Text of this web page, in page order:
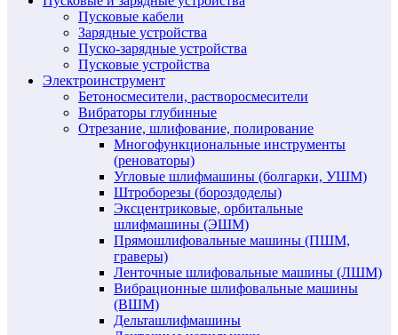
Пусковые кабели
Зарядные устройства
Пуско-зарядные устройства
Пусковые устройства
Электроинструмент
Бетоносмесители, растворосмесители
Вибраторы глубинные
Отрезание, шлифование, полирование
Многофункциональные инструменты
(реноваторы)
Угловые шлифмашины (болгарки, УШМ)
Штроборезы (бороздоделы)
Эксцентриковые, орбитальные
шлифмашины (ЭШМ)
Прямошлифовальные машины (ПШМ,
граверы)
Ленточные шлифовальные машины (ЛШМ)
Вибрационные шлифовальные машины
(ВШМ)
Дельташлифмашины